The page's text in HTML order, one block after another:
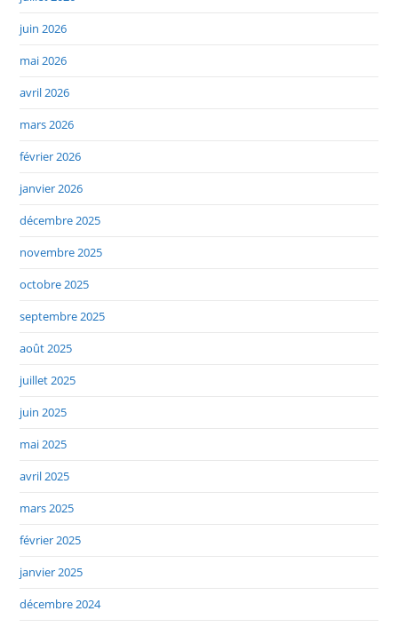
juin 2026
mai 2026
avril 2026
mars 2026
février 2026
janvier 2026
décembre 2025
novembre 2025
octobre 2025
septembre 2025
août 2025
juillet 2025
juin 2025
mai 2025
avril 2025
mars 2025
février 2025
janvier 2025
décembre 2024